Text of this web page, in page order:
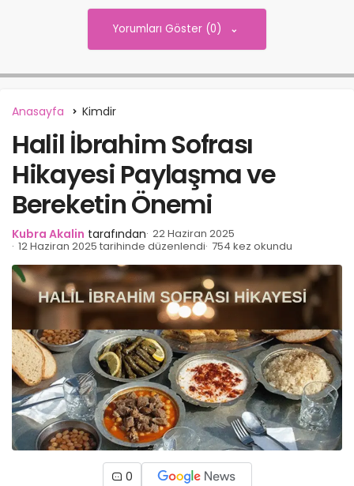
Yorumları Göster (0)
Anasayfa Kimdir
Halil İbrahim Sofrası
Hikayesi Paylaşma ve
Bereketin Önemi
Kubra Akalin tarafından 22 Haziran 2025
12 Haziran 2025 tarihinde düzenlendi 754 kez okundu
0